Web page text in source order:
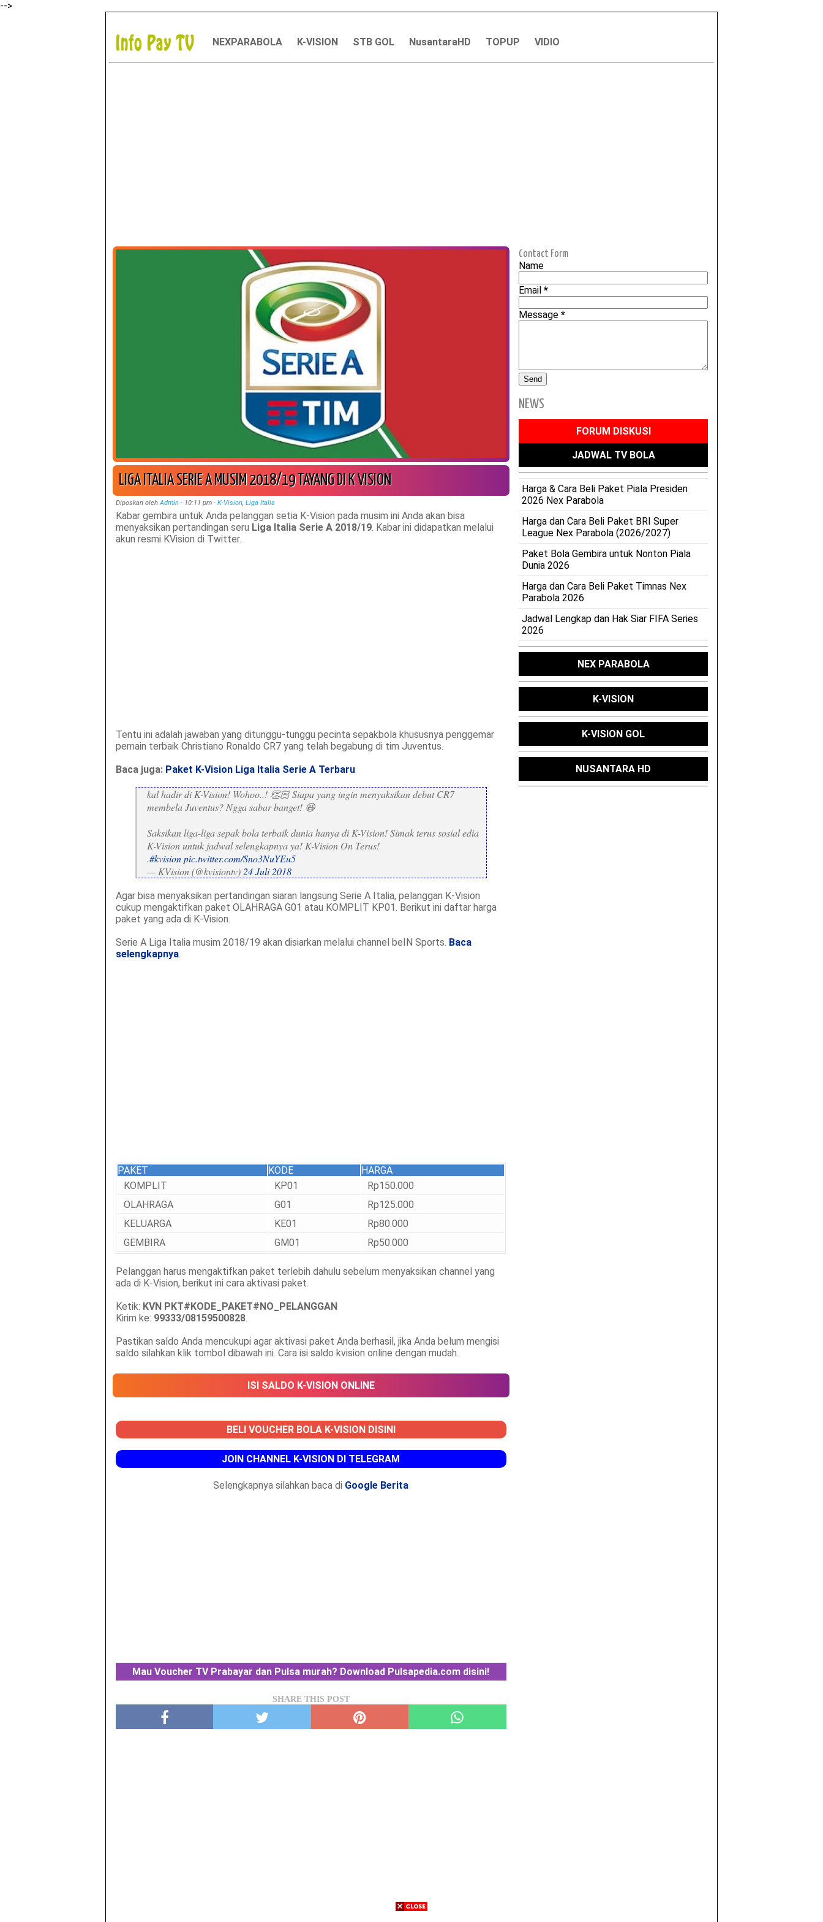
-->
NEXPARABOLA K-VISION STB GOL NusantaraHD TOPUP VIDIO
LIGA ITALIA SERIE A MUSIM 2018/19 TAYANG DI K VISION
Diposkan oleh Admin -10:11 pm - K-Vision, Liga Italia
Kabar gembira untuk Anda pelanggan setia K-Vision pada musim ini Anda akan bisa
menyaksikan pertandingan seru Liga Italia Serie A 2018/19. Kabar ini didapatkan melalui
akun resmi KVision di Twitter.
Tentu ini adalah jawaban yang ditunggu-tunggu pecinta sepakbola khususnya penggemar
pemain terbaik Christiano Ronaldo CR7 yang telah begabung di tim Juventus.
Baca juga: Paket K-Vision Liga Italia Serie A Terbaru
kal hadir di K-Vision! Wohoo..! 👏🏻Siapa yang ingin menyaksikan debut CR7
membela Juventus? Ngga sabar banget! 😆
Saksikan liga-liga sepak bola terbaik dunia hanya di K-Vision! Simak terus sosial edia
K-Vision untuk jadwal selengkapnya ya! K-Vision On Terus!
.#kvisionpic.twitter.com/Sno3NuYEu5
— KVision (@kvisiontv) 24 Juli 2018
Agar bisa menyaksikan pertandingan siaran langsung Serie A Italia, pelanggan K-Vision
cukup mengaktifkan paket OLAHRAGA G01 atau KOMPLIT KP01. Berikut ini daftar harga
paket yang ada di K-Vision.
Serie A Liga Italia musim 2018/19 akan disiarkan melalui channel beIN Sports. Baca
selengkapnya.
PAKET KODE
HARGA
KOMPLIT
KP01
Rp150.000
OLAHRAGA
G01
Rp125.000
KELUARGA
KE01
Rp80.000
GEMBIRA
GM01 Rp50.000
Pelanggan harus mengaktifkan paket terlebih dahulu sebelum menyaksikan channel yang
ada di K-Vision, berikut ini cara aktivasi paket.
Ketik: KVN PKT#KODE_PAKET#NO_PELANGGAN
Kirim ke: 99333/08159500828.
Pastikan saldo Anda mencukupi agar aktivasi paket Anda berhasil, jika Anda belum mengisi
saldo silahkan klik tombol dibawah ini. Cara isi saldo kvision online dengan mudah.
ISI SALDO K-VISION ONLINE
BELI VOUCHER BOLA K-VISION DISINI
JOIN CHANNEL K-VISION DI TELEGRAM
Selengkapnya silahkan baca di Google Berita
Mau Voucher TV Prabayar dan Pulsa murah? Download Pulsapedia.com disini!
SHARE THIS POST
Contact Form
Name
Email*
Message*
NEWS
FORUM DISKUSI
JADWAL TV BOLA
Harga & Cara Beli Paket Piala Presiden
2026 Nex Parabola
Harga dan Cara Beli Paket BRI Super
League Nex Parabola (2026/2027)
Paket Bola Gembira untuk Nonton Piala
Dunia 2026
Harga dan Cara Beli Paket Timnas Nex
Parabola 2026
Jadwal Lengkap dan Hak Siar FIFA Series
2026
NEX PARABOLA
K-VISION
K-VISION GOL
NUSANTARA HD